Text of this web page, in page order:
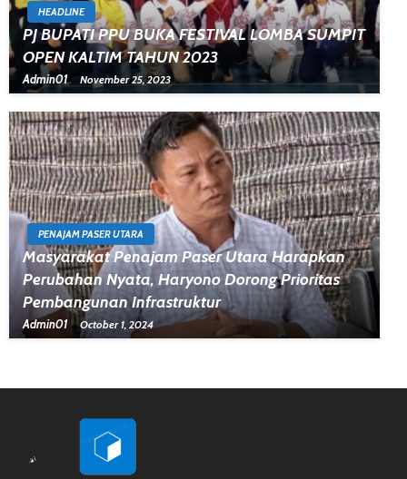
HEADLINE
PJ BUPATI PPU BUKA FESTIVAL LOMBA SUMPIT
OPEN KALTIM TAHUN 2023
Admin01 November 25, 2023
PENAJAM PASER UTARA
Masyarakat Penajam Paser Utara Harapkan
Perubahan Nyata, Haryono Dorong Prioritas
Pembangunan Infrastruktur
Admin01 October 1, 2024